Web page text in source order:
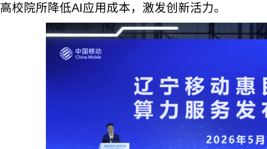
高校院所降低AI应用成本，激发创新活力。